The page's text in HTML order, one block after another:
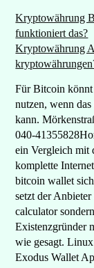
Kryptowährung
funktioniert das?
Kryptowährung
Für Bitcoin
nutzen, wenn
kann.
040-
ein Vergleich mit
komplette
bitcoin wallet
setzt der
calculator
Existenzgründer
wie gesagt.
Exodus Wallet